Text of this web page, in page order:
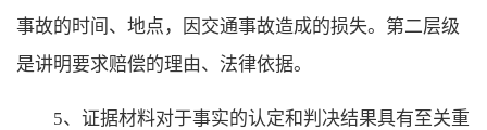
事故的时间、地点，因交通事故造成的损失。第二层级
是讲明要求赔偿的理由、法律依据。
5、证据材料对于事实的认定和判决结果具有至关重